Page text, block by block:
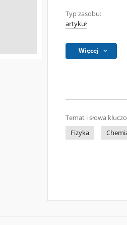
Typ zasobu:
artykuł
Więcej
Temat i słowa
Fizyka